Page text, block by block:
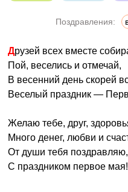
Поздравления:
Друзей всех вместе
Пой, веселись и отмечай,
В весенний день скорей
Веселый праздник —
Желаю тебе, друг,
Много денег, любви и
От души тебя поздравляю,
С праздником первое